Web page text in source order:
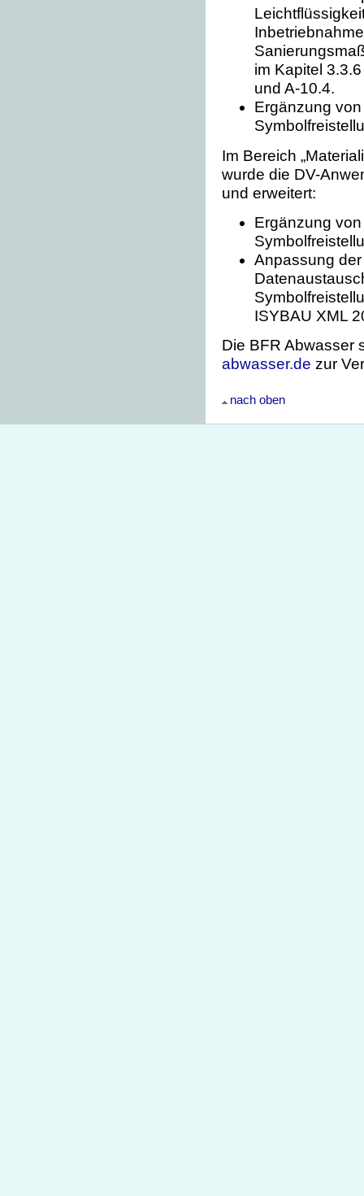
im Kapitel
und A-10.4.
Ergänzung
Im Bereich
wurde die DV-
und erweitert:
Ergänzung
Anpassung
ISYBAU XML
Die BFR Abwasser
abwasser.de zur
nach oben